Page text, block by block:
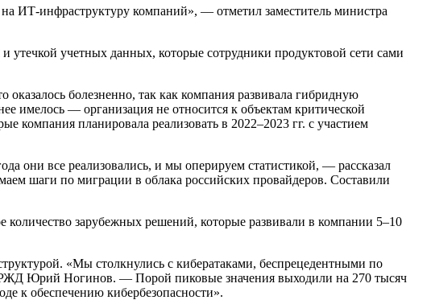
ИТ-инфраструктуру компаний», — отметил заместитель министра
учетных данных, которые сотрудники продуктовой сети сами
болезненно, так как компания развивала гибридную
имелось — организация не относится к объектам критической
компания планировала реализовать в 2022–2023 гг. с участием
они все реализовались, и мы оперируем статистикой, — рассказал
шаги по миграции в облака российских провайдеров. Составили
зарубежных решений, которые развивали в компании 5–10
«Мы столкнулись с кибератаками, беспрецедентными по
РЖД Юрий Ногинов. — Порой пиковые значения выходили на 270 тысяч
к обеспечению кибербезопасности».